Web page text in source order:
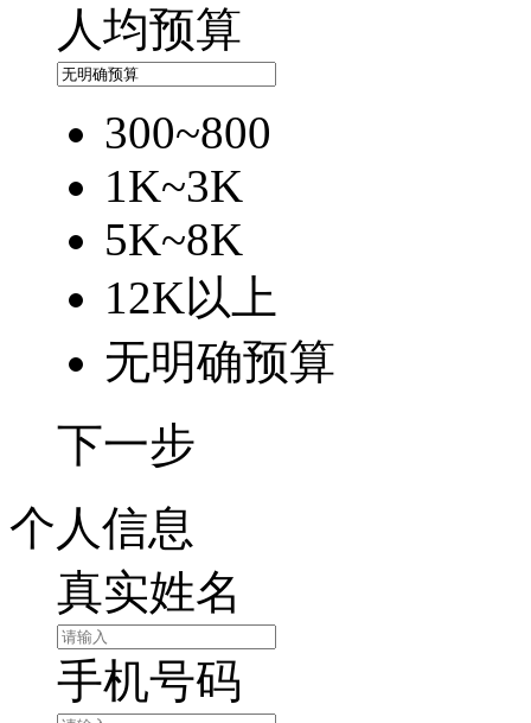
人均预算
300~800
1K~3K
5K~8K
12K以上
无明确预算
下一步
个人信息
真实姓名
手机号码